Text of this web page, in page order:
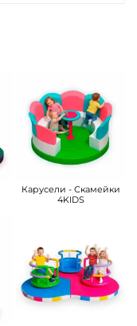
Карусели - Скамейки
4KIDS